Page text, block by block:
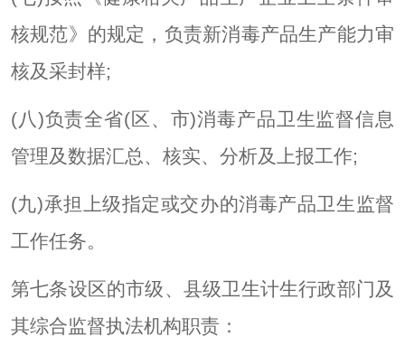
核规范》的规定，负责新消毒产品生产能力审
核及采封样;
(八)负责全省(区、市)消毒产品卫生监督信息
管理及数据汇总、核实、分析及上报工作;
(九)承担上级指定或交办的消毒产品卫生监督
工作任务。
第七条设区的市级、县级卫生计生行政部门及
其综合监督执法机构职责：